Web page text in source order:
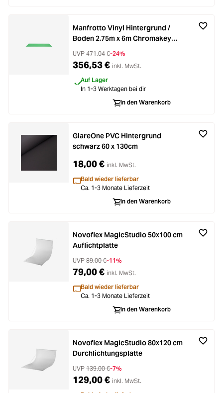
Manfrotto Vinyl Hintergrund /
Boden 2.75m x 6m Chromakey
UVP 471,04 €-24%
356,53 € inkl. MwSt.
Auf Lager
In 1-3 Werktagen bei dir
In den Warenkorb
GlareOne PVC Hintergrund
schwarz 60 x 130cm
18,00 € inkl. MwSt.
Bald wieder lieferbar
Ca. 1-3 Monate Lieferzeit
In den Warenkorb
Novoflex MagicStudio 50x100 cm
Auflichtplatte
UVP 89,00 €-11%
79,00 € inkl. MwSt.
Bald wieder lieferbar
Ca. 1-3 Monate Lieferzeit
In den Warenkorb
Novoflex MagicStudio 80x120 cm
Durchlichtungsplatte
UVP 139,00 €-7%
129,00 € inkl. MwSt.